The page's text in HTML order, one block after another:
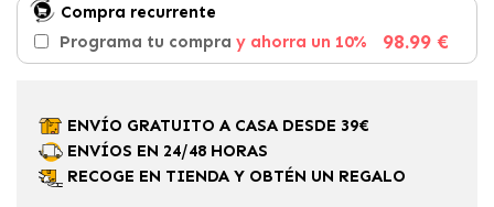
Compra recurrente
Programa tu compra y ahorra un 10% 98.99 €
ENVÍO GRATUITO A CASA DESDE 39€
ENVÍOS EN 24/48 HORAS
RECOGE EN TIENDA Y OBTÉN UN REGALO